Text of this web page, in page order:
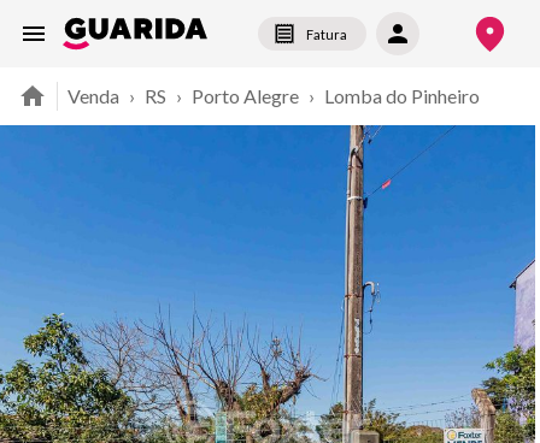
Fatura
Venda › RS › Porto Alegre › Lomba do Pinheiro